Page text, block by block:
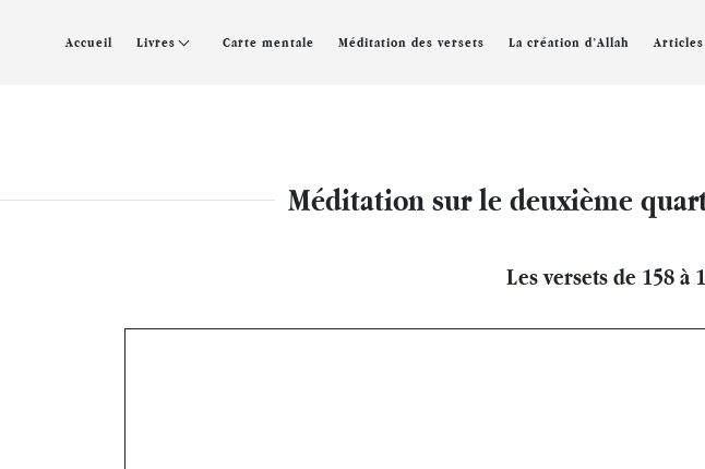
Accueil Livres Carte mentale Méditation des versets La création d’Allah Articles
Méditation sur le deuxième
Les versets de 158 à